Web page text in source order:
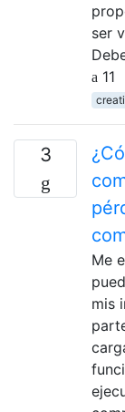
ser
11
3
Me
mis